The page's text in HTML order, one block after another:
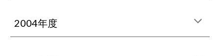
2004年度